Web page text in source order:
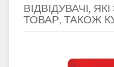
ВІДВІДУВАЧІ,
ТОВАР, ТАКОЖ